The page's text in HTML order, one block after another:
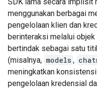
menggunakan berbagai
pengelolaan klien dan
berinteraksi melalui objek
bertindak sebagai satu
(misalnya, models ,
meningkatkan
pengelolaan kredensial